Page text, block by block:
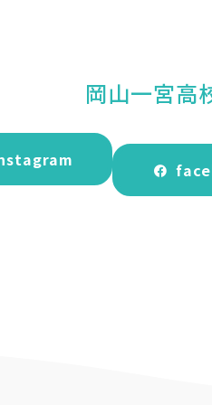
岡山一宮高